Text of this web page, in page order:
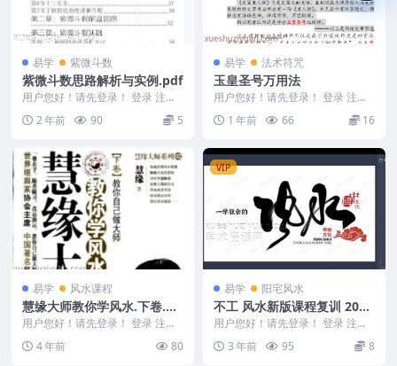
易学 紫微斗数
紫微斗数思路解析与实例.pdf
用户您好！请先登录！ 登录 注册
紫微斗数思路解析与实例.pdf 240
3014...
2 年前 90 5
易学 法术符咒
玉皇圣号万用法
用户您好！请先登录！ 登录 注册
1 年前 66 16
易学 风水课程
慧缘大师教你学风水.下卷.教
你自己做大师
用户您好！请先登录！ 登录 注册
教你...4 年前 80
VIP
易学 阳宅风水
不工 风水新版课程复训 2023
稷上不工2集视频
用户您好！请先登录！ 登录 注册
2023稷上不工 风水新版课程复训
24012...
3 年前 95 8